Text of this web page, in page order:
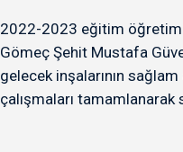
2022-2023 eğitim öğretim
Gömeç Şehit Mustafa
gelecek inşalarının
çalışmaları